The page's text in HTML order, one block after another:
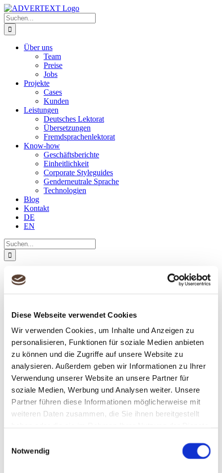
Diese Webseite verwendet Cookies
Wir verwenden Cookies, um Inhalte und Anzeigen zu
personalisieren, Funktionen für soziale Medien anbieten
zu können und die Zugriffe auf unsere Website zu
analysieren. Außerdem geben wir Informationen zu Ihrer
Verwendung unserer Website an unsere Partner für
soziale Medien, Werbung und Analysen weiter. Unsere
Partner führen diese Informationen möglicherweise mit
weiteren Daten zusammen, die Sie ihnen bereitgestellt
Notwendig
Zum
Inhalt
springen
Suche
nach:
Über uns
Team
Preise
Jobs
Projekte
Cases
Kunden
Leistungen
Deutsches Lektorat
Übersetzungen
Fremdsprachenlektorat
Know-how
Geschäftsberichte
Einheitlichkeit
Corporate Styleguides
Genderneutrale Sprache
Technologien
Blog
Kontakt
DE
EN
Suche
nach:
Cases
Kunden
Leistungen
Deutsches Lektorat
Übersetzungen
Fremdsprachenlektorat
Know-how
Geschäftsberichte
Einheitlichkeit
Corporate Styleguides
Genderneutrale Sprache
Technologien
EN